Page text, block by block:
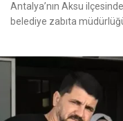
Antalya’nın Aksu
belediye zabıta